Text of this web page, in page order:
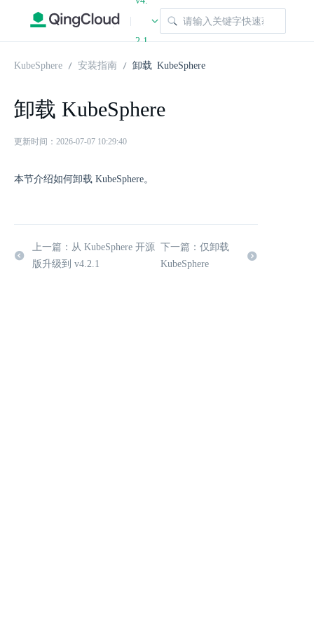
|
2.1
KubeSphere 安装指南 卸载 KubeSphere
卸载 KubeSphere
更新时间：2026-07-07 10:29:40
本节介绍如何卸载 KubeSphere。
上一篇：从 KubeSphere 开源
版升级到 v4.2.1
下一篇：仅卸载
KubeSphere